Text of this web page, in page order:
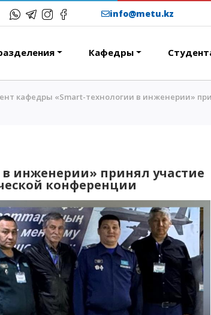
высшее
с применением
технологий
info@metu.kz
Кафедры
кафедры «Smart-технологии в инженерии»
инженерии» принял участие
конференции